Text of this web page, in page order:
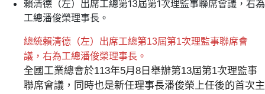
賴清德（左）出席工總第13屆第1次理監事聯席會議，右為
工總潘俊榮理事長。
總統賴清德（左）出席工總第13屆第1次理監事聯席會
議，右為工總潘俊榮理事長。
全國工業總會於113年5月8日舉辦第13屆第1次理監事
聯席會議，同時也是新任理事長潘俊榮上任後的首次主